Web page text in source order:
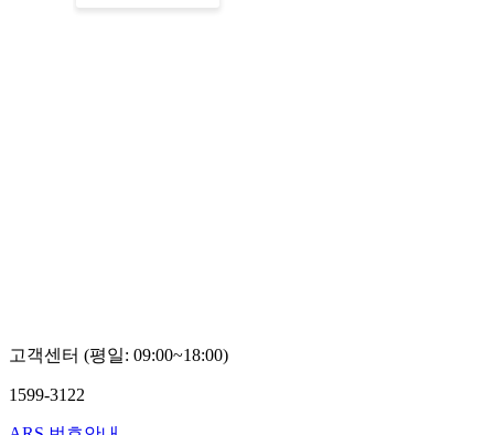
고객센터 (평일: 09:00~18:00)
1599-3122